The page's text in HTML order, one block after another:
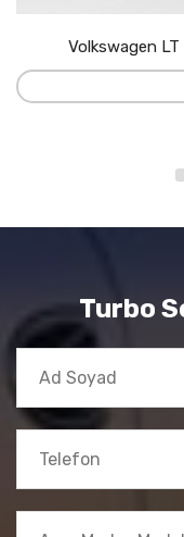
Volkswagen
Turbo